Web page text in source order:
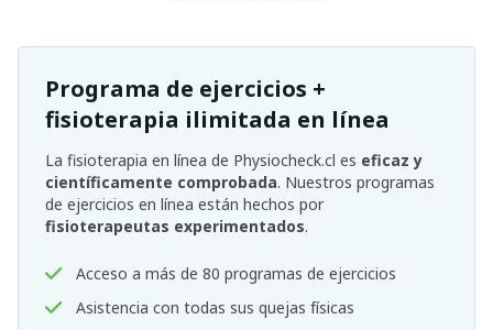
Programa de ejercicios +
fisioterapia ilimitada en línea
La fisioterapia en línea de Physiocheck.cl es eficaz y
científicamente comprobada. Nuestros programas
de ejercicios en línea están hechos por
fisioterapeutas experimentados.
Acceso a más de 80 programas de ejercicios
Asistencia con todas sus quejas físicas